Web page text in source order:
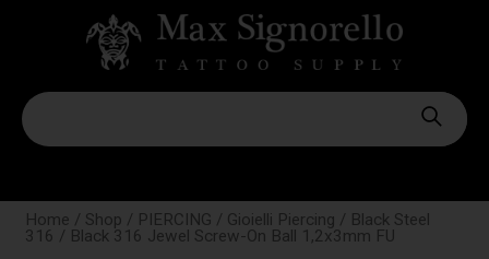
Home / Shop / PIERCING / Gioielli Piercing / Black Steel
316 / Black 316 Jewel Screw-On Ball 1,2x3mm FU